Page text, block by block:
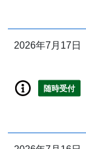
2026年7月17日
随時受付